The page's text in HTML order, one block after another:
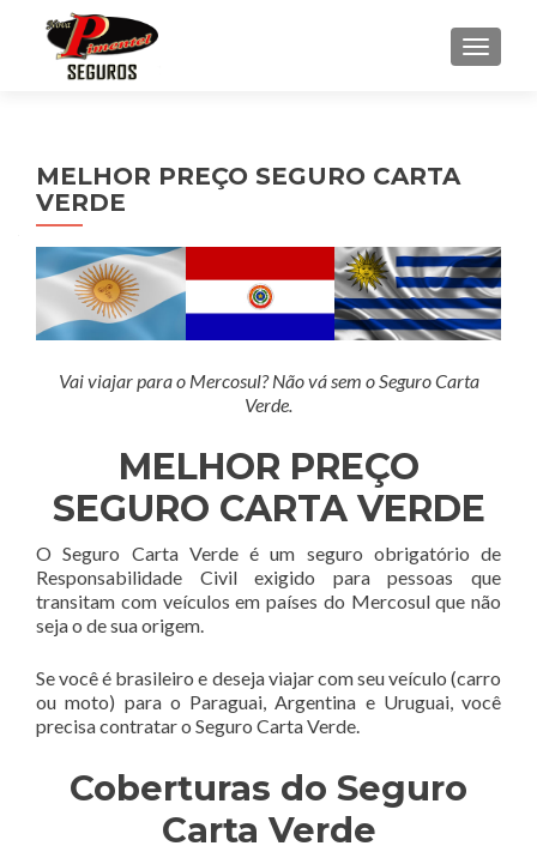
MELHOR PREÇO SEGURO CARTA
VERDE
Vai viajar para o Mercosul? Não vá sem o Seguro Carta
Verde.
MELHOR PREÇO
SEGURO CARTA VERDE
O Seguro Carta Verde é um seguro obrigatório de
Responsabilidade Civil exigido para pessoas que
transitam com veículos em países do Mercosul que não
seja o de sua origem.
Se você é brasileiro e deseja viajar com seu veículo (carro
ou moto) para o Paraguai, Argentina e Uruguai, você
precisa contratar o Seguro Carta Verde.
Coberturas do Seguro
Carta Verde